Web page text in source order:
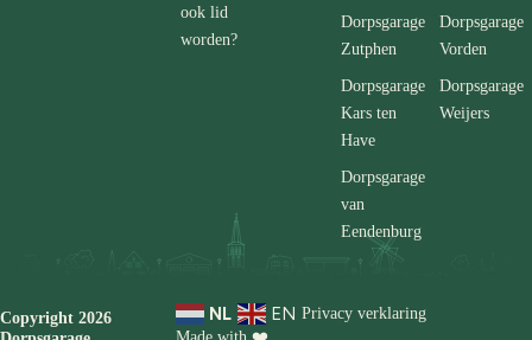
ook lid
worden?
Dorpsgarage
Zutphen
Dorpsgarage
Vorden
Dorpsgarage
Kars ten
Have
Dorpsgarage
Weijers
Dorpsgarage
van
Eendenburg
Copyright 2026
NL EN Privacy verklaring